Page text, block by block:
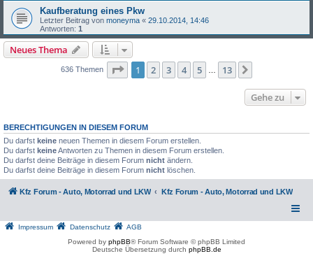
Kaufberatung eines Pkw
Letzter Beitrag von moneyma « 29.10.2014, 14:46
Antworten: 1
Neues Thema
636 Themen Seite 1von 13
1 2 3 4 5 13
Gehe zu
BERECHTIGUNGEN IN DIESEM FORUM
Du darfst keine neuen Themen in diesem Forum erstellen.
Du darfst keineAntworten zu Themen in diesem Forum erstellen.
Du darfst deine Beiträge in diesem Forum nicht ändern.
Du darfst deine Beiträge in diesem Forum nicht löschen.
Kfz Forum - Auto, Motorrad und LKW Kfz Forum - Auto, Motorrad und LKW
Impressum Datenschutz
AGB
Powered by phpBB® Forum Software © phpBB Limited
Deutsche Übersetzung durch phpBB.de